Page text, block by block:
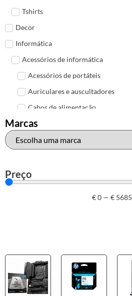
Tshirts
Decor
Informática
Acessórios de informática
Acessórios de portáteis
Auriculares e auscultadores
Cabos de alimentação
Colunas de Som
Hubs
Mais acessórios USB
HP
Outros acessórios de informática
Marcas
Preço
€0 — € 5685